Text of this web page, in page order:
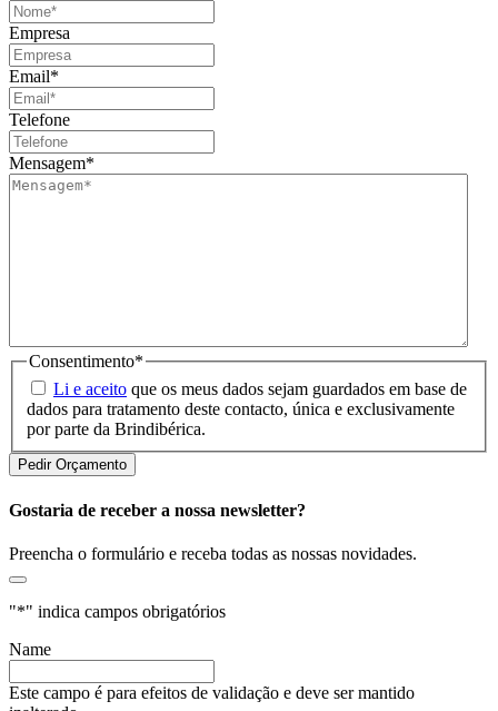
Empresa
Email*
Telefone
Mensagem*
Consentimento*
Li e aceito que os meus dados sejam guardados em base de
dados para tratamento deste contacto, única e exclusivamente
por parte da Brindibérica.
Gostaria de receber a nossa newsletter?
Preencha o formulário e receba todas as nossas novidades.
"*" indica campos obrigatórios
Name
Este campo é para efeitos de validação e deve ser mantido